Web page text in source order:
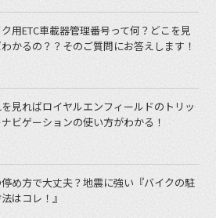
用ETC車載器管理番号って何？どこを見
かるの？？そのご質問にお答えします！
を見ればロイヤルエンフィールドのトリッ
ビゲーションの使い方がわかる！
め方で大丈夫？地震に強い『バイクの駐
はコレ！』